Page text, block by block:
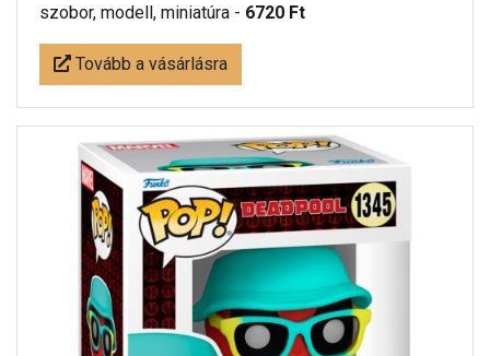
szobor, modell, miniatúra - 6720 Ft
Tovább a vásárlásra